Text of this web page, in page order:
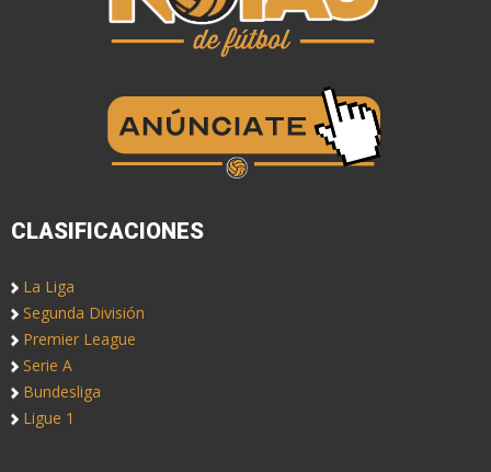
CLASIFICACIONES
La Liga
Segunda División
Premier League
Serie A
Bundesliga
Ligue 1